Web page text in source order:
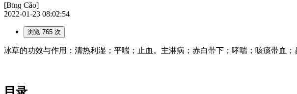
[Bīnɡ Cǎo]
2022-01-23 08:02:54
浏览 765 次
冰草的功效与作用：清热利湿；平喘；止血。主淋病；赤白带下；哮喘；咳痰带血
目录